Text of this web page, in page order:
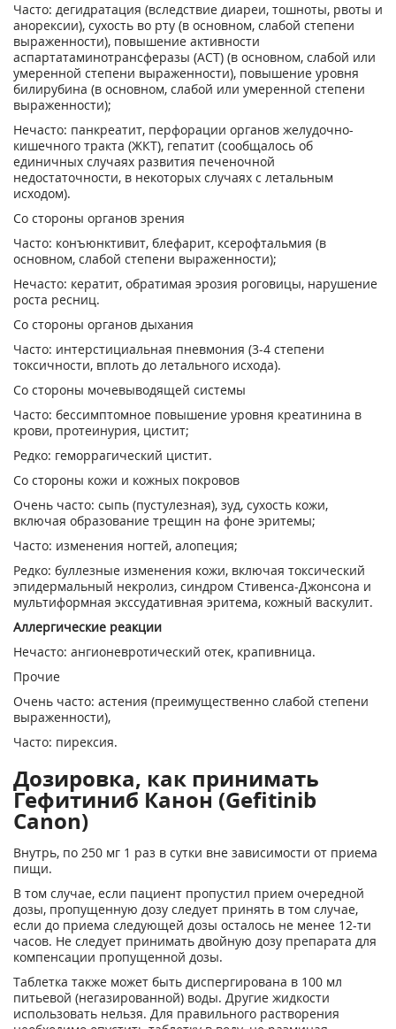
Часто: дегидратация (вследствие диареи, тошноты, рвоты и
анорексии), сухость во рту (в основном, слабой степени
выраженности), повышение активности
аспартатаминотрансферазы (АСТ) (в основном, слабой или
умеренной степени выраженности), повышение уровня
билирубина (в основном, слабой или умеренной степени
выраженности);
Нечасто: панкреатит, перфорации органов желудочно-
кишечного тракта (ЖКТ), гепатит (сообщалось об
единичных случаях развития печеночной
недостаточности, в некоторых случаях с летальным
исходом).
Со стороны органов зрения
Часто: конъюнктивит, блефарит, ксерофтальмия (в
основном, слабой степени выраженности);
Нечасто: кератит, обратимая эрозия роговицы, нарушение
роста ресниц.
Со стороны органов дыхания
Часто: интерстициальная пневмония (3-4 степени
токсичности, вплоть до летального исхода).
Со стороны мочевыводящей системы
Часто: бессимптомное повышение уровня креатинина в
крови, протеинурия, цистит;
Редко: геморрагический цистит.
Со стороны кожи и кожных покровов
Очень часто: сыпь (пустулезная), зуд, сухость кожи,
включая образование трещин на фоне эритемы;
Часто: изменения ногтей, алопеция;
Редко: буллезные изменения кожи, включая токсический
эпидермальный некролиз, синдром Стивенса-Джонсона и
мультиформная экссудативная эритема, кожный васкулит.
Аллергические реакции
Нечасто: ангионевротический отек, крапивница.
Прочие
Очень часто: астения (преимущественно слабой степени
выраженности),
Часто: пирексия.
Дозировка, как принимать
Гефитиниб Канон (Gefitinib
Canon)
Внутрь, по 250 мг 1 раз в сутки вне зависимости от приема
пищи.
В том случае, если пациент пропустил прием очередной
дозы, пропущенную дозу следует принять в том случае,
если до приема следующей дозы осталось не менее 12-ти
часов. Не следует принимать двойную дозу препарата для
компенсации пропущенной дозы.
Таблетка также может быть диспергирована в 100 мл
питьевой (негазированной) воды. Другие жидкости
использовать нельзя. Для правильного растворения